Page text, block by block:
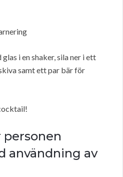
i en shaker, sila ner i ett
samt ett par bär för
personen
användning av